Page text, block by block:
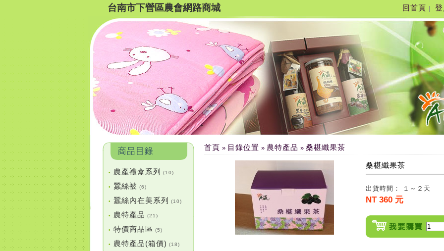
台南市下營區農會網路商城 回首頁
• 農產禮盒系列 (10)
• 蠶絲被 (6)
• 蠶絲內在美系列 (10)
• 農特產品 (21)
• 特價商品區 (5)
• 農特產品(箱價) (18)
首頁 » 目錄位置 » 農特產品 » 桑椹纖果茶
桑椹纖果茶
出貨時間： １～２天
NT 360 元